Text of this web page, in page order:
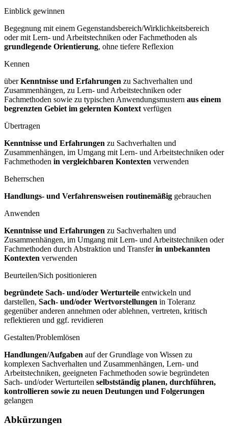
Einblick gewinnen
Begegnung mit einem Gegenstandsbereich/Wirklichkeitsbereich
oder mit Lern- und Arbeitstechniken oder Fachmethoden als
grundlegende Orientierung, ohne tiefere Reflexion
Kennen
überKenntnisse und Erfahrungen zu Sachverhalten und
Zusammenhängen, zu Lern- und Arbeitstechniken oder
Fachmethoden sowie zu typischen Anwendungsmustern aus einem
begrenzten Gebiet im gelernten Kontext verfügen
Übertragen
Kenntnisse und Erfahrungen zu Sachverhalten und
Zusammenhängen, im Umgang mit Lern- und Arbeitstechniken oder
Fachmethoden in vergleichbaren Kontexten verwenden
Beherrschen
Handlungs- und Verfahrensweisen routinemäßig gebrauchen
Anwenden
Kenntnisse und Erfahrungen zu Sachverhalten und
Zusammenhängen, im Umgang mit Lern- und Arbeitstechniken oder
Fachmethoden durch Abstraktion und Transferin unbekannten
Kontexten verwenden
Beurteilen/Sich positionieren
begründete Sach- und/oder Werturteile entwickeln und
darstellen, Sach- und/oder Wertvorstellungen in Toleranz
gegenüber anderen annehmen oder ablehnen, vertreten, kritisch
reflektieren und ggf. revidieren
Gestalten/Problemlösen
Handlungen/Aufgaben auf der Grundlage von Wissen zu
komplexen Sachverhalten und Zusammenhängen, Lern- und
Arbeitstechniken, geeigneten Fachmethoden sowie begründeten
Sach- und/oder Werturteilen selbstständig planen, durchführen,
kontrollieren sowie zu neuen Deutungen und Folgerungen
gelangen
Abkürzungen